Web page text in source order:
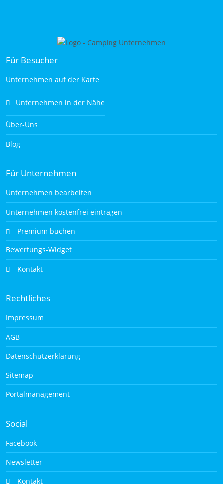
Für Besucher
Unternehmen auf der Karte
Unternehmen in der Nähe
Über-Uns
Blog
Für Unternehmen
Unternehmen bearbeiten
Unternehmen kostenfrei eintragen
Premium buchen
Bewertungs-Widget
Kontakt
Rechtliches
Impressum
AGB
Datenschutzerklärung
Sitemap
Portalmanagement
Social
Facebook
Newsletter
Kontakt